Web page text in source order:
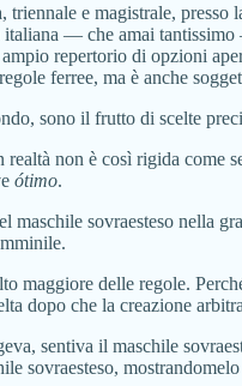
e magistrale,
— che amai
repertorio di opzioni
ferree, ma è anche
sono il frutto di scelte
non è così rigida come
ótimo.
sovraesteso nella
maggiore delle regole.
dopo che la creazione
sentiva il maschile
sovraesteso,